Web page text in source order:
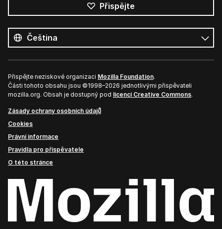
Přispějte
jazyky
Jazyk
Přispějte neziskové organizaci Mozilla Foundation.
Části tohoto obsahu jsou ©1998–2026 jednotlivými přispěvateli
mozilla.org. Obsah je dostupný pod licencí Creative Commons.
Zásady ochrany osobních údajů
Cookies
Právní informace
Pravidla pro přispěvatele
O této stránce